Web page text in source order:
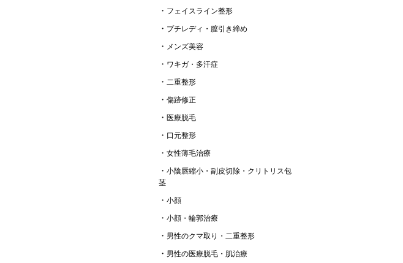
フェイスライン整形
プチレディ・膣引き締め
メンズ美容
ワキガ・多汗症
二重整形
傷跡修正
医療脱毛
口元整形
女性薄毛治療
小陰唇縮小・副皮切除・クリトリス包
茎
小顔
小顔・輪郭治療
男性のクマ取り・二重整形
男性の医療脱毛・肌治療